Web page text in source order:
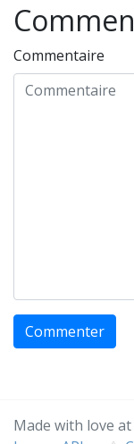
Commentaire
Commenter
Made with love at